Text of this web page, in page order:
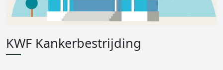
KWF Kankerbestrijding